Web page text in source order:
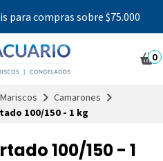
para compras sobre $75.000
0
Mariscos
Camarones
100/150 - 1 kg
100/150 - 1